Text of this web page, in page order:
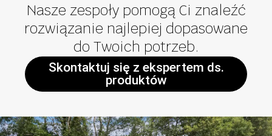
Nasze zespoły pomogą Ci znaleźć
rozwiązanie najlepiej dopasowane
do Twoich potrzeb.
Skontaktuj się z ekspertem ds.
produktów